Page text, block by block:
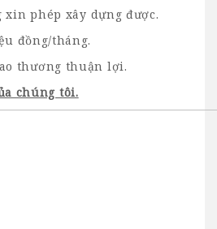
xin phép xây dựng được.
đồng/tháng.
thương thuận lợi.
chúng tôi.